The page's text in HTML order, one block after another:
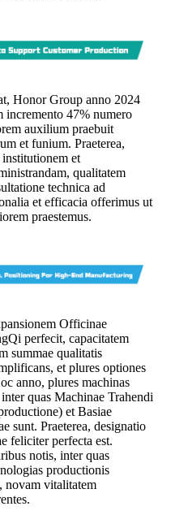
Honor Group anno 2024
incremento 47% numero
auxilium praebuit
et funium. Praeterea,
et
qualitatem
technica ad
et efficacia offerimus ut
praestemus.
Officinae
perfecit, capacitatem
summae qualitatis
et plures optiones
anno, plures machinas
quas Machinae Trahendi
et Basiae
sunt. Praeterea, designatio
feliciter perfecta est.
notis, inter quas
productionis
novam vitalitatem